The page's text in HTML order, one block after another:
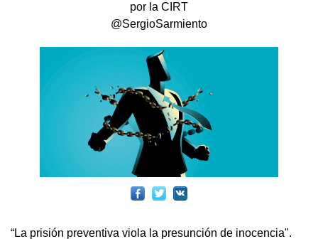
por la CIRT
@SergioSarmiento
“La prisión preventiva viola la presunción de inocencia".